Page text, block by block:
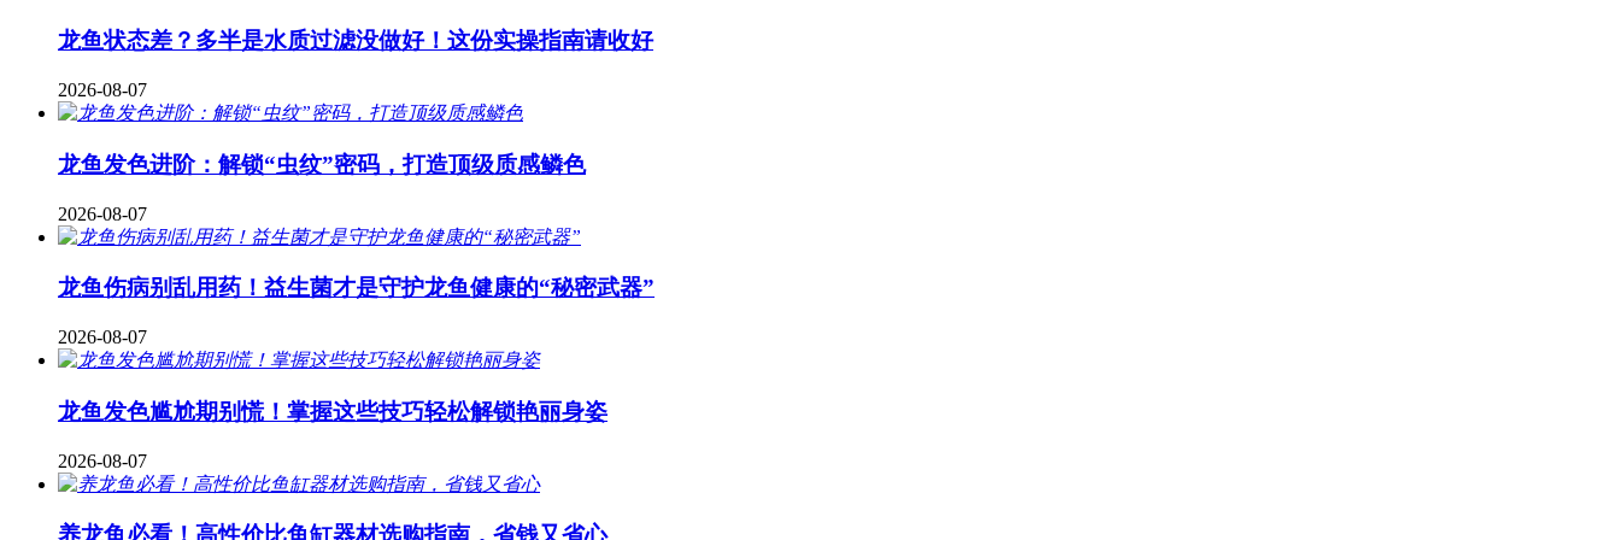
龙鱼状态差？多半是水质过滤没做好！这份实操指南请收好
2026-08-07
龙鱼发色进阶：解锁“虫纹”密码，打造顶级质感鳞色
2026-08-07
龙鱼伤病别乱用药！益生菌才是守护龙鱼健康的“秘密武器”
2026-08-07
龙鱼发色尴尬期别慌！掌握这些技巧轻松解锁艳丽身姿
2026-08-07
养龙鱼必看！高性价比鱼缸器材选购指南，省钱又省心